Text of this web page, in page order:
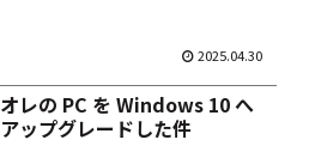
2025.04.30
オレの PC を Windows 10 へ
アップグレードした件